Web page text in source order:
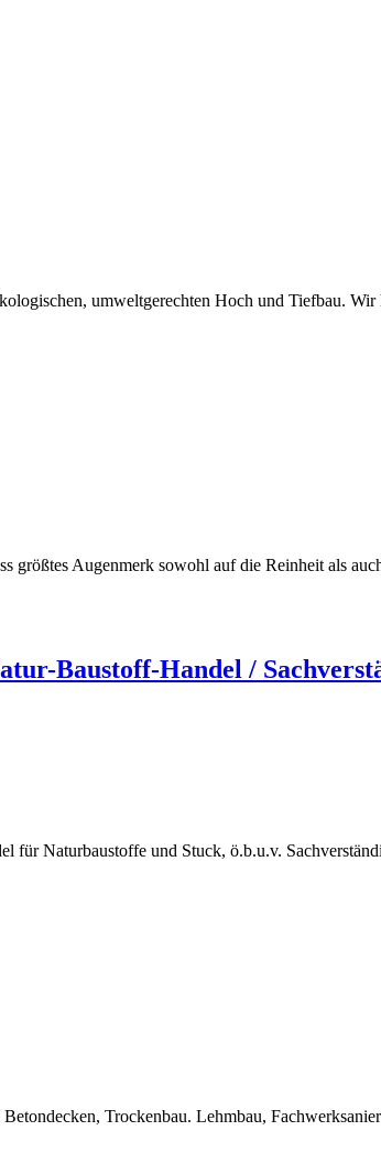
umweltgerechten Hoch und Tiefbau.
größtes Augenmerk sowohl auf die Reinheit als
Baustoff-Handel /
Naturbaustoffe und Stuck, ö.b.u.v.
Trockenbau. Lehmbau,